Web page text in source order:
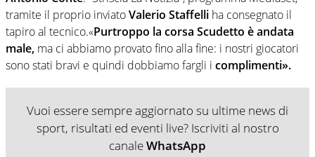
tramite il proprio inviatoValerio Staffelli ha consegnato il
tapiro al tecnico.«Purtroppo la corsa Scudetto è andata
male, ma ci abbiamo provato fino alla fine: i nostri giocatori
sono stati bravi e quindi dobbiamo fargli i complimenti».
Vuoi essere sempre aggiornato su ultime news di
sport, risultati ed eventi live? Iscriviti al nostro
canaleWhatsApp